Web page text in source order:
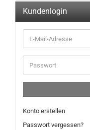
Kundenlogin
Konto erstellen
Passwort vergessen?